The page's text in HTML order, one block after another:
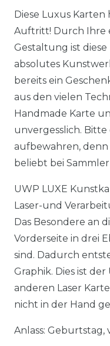
Diese Luxus
Auftritt! Durch Ihre
Gestaltung ist
absolutes
bereits ein
aus den vielen
Handmade Karte
unvergesslich.
aufbewahren, denn
beliebt bei
UWP LUXE
Laser-und
Das Besondere an
Vorderseite in drei
sind. Dadurch
Graphik. Dies ist
anderen Laser
nicht in der Hand
Anlass: Geburtstag,